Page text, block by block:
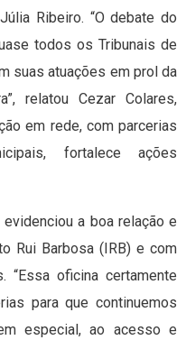
Ribeiro. “O debate do
todos os Tribunais de
suas atuações em prol da
relatou Cezar Colares,
em rede, com parcerias
fortalece ações
a boa relação e
Rui Barbosa (IRB) e com
“Essa oficina certamente
para que continuemos
especial, ao acesso e